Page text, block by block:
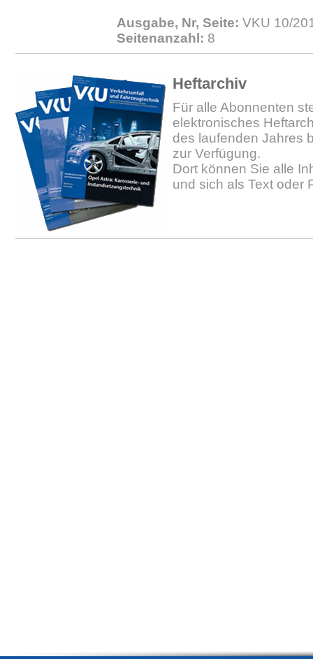
Ausgabe, Nr, Seite: VKU 10/
Seitenanzahl: 8
Heftarchiv
Für alle Abonnenten
elektronisches
des laufenden Jahres
zur Verfügung.
Dort können Sie alle
und sich als Text oder